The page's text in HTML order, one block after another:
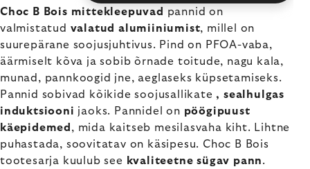
Choc B Bois mittekleepuvad
pannid on
valmistatud valatud alumiiniumist, millel on
suurepärane soojusjuhtivus. Pind on PFOA-vaba,
äärmiselt kõva ja sobib õrnade toitude, nagu kala,
munad, pannkoogid jne, aeglaseks küpsetamiseks.
Pannid sobivad kõikide soojusallikate , sealhulgas
induktsiooni jaoks. Pannidel on pöögipuust
käepidemed , mida kaitseb mesilasvaha kiht. Lihtne
puhastada, soovitatav on käsipesu. Choc B Bois
tootesarja kuulub see
kvaliteetne sügav pann.